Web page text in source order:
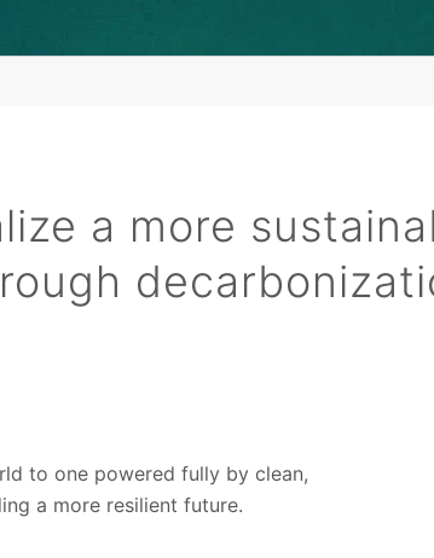
a more
to one powered fully by clean,
a more resilient future.